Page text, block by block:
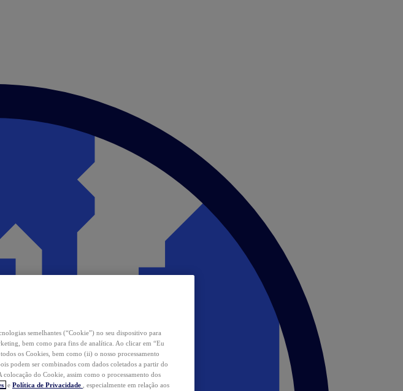
semelhantes (“Cookie”) no seu dispositivo para
bem como para fins de analítica. Ao clicar em “Eu
os Cookies, bem como (ii) o nosso processamento
podem ser combinados com dados coletados a partir do
colocação do Cookie, assim como o processamento dos
e Política de Privacidade
, especialmente em relação aos